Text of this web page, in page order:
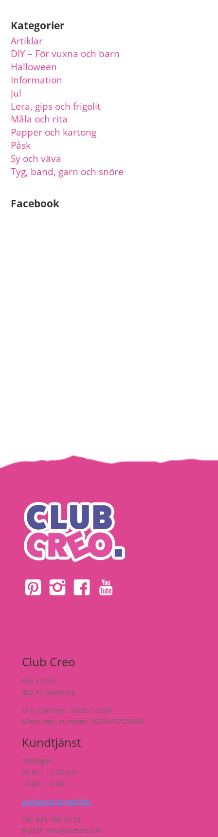
Kategorier
Artiklar
DIY – För vuxna och barn
Halloween
Information
Jul
Lera, gips och frigolit
Måla och rita
Papper och kartong
Påsk
Sy och väva
Tyg, band, garn och snöre
Facebook
Club Creo
Box 12116
402 42 Göteborg
Org. nummer: 556957-5334
Moms reg. nummer: SE556957533401
Kundtjänst
Vardagar:
09.00 - 12.00 och
13.00 - 15.00
Avvikande öppettider
Tel: 031-780 03 23
E-post: info@clubcreo.se